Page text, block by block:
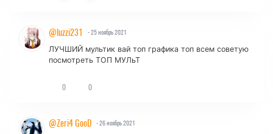
@luzzi231 - 25 ноябрь 2021
ЛУЧШИЙ мультик вай топ графика топ всем советую
посмотреть ТОП МУЛьТ
0 0
@Zeri4 GooD - 26 ноябрь 2021